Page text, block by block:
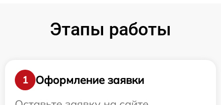
Этапы работы
1
Оформление заявки